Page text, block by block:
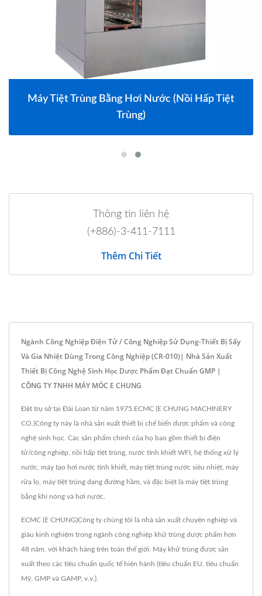
Máy Tiệt Trùng Bằng Hơi Nước (Nồi Hấp Tiệt
Trùng)
Thông tin liên hệ
(+886)-3-411-7111
Thêm Chi Tiết
Ngành Công Nghiệp Điện Tử / Công Nghiệp Sử Dụng-Thiết Bị Sấy
Và Gia Nhiệt Dùng Trong Công Nghiệp (CR-010)| Nhà Sản Xuất
Thiết Bị Công Nghệ Sinh Học Dược Phẩm Đạt Chuẩn GMP |
CÔNG TY TNHH MÁY MÓC E CHUNG
Đặt trụ sở tại Đài Loan từ năm 1975.ECMC (E CHUNG MACHINERY
CO.)Công ty này là nhà sản xuất thiết bị chế biến dược phẩm và công
nghệ sinh học. Các sản phẩm chính của họ bao gồm thiết bị điện
tử/công nghiệp, nồi hấp tiệt trùng, nước tinh khiết WFI, hệ thống xử lý
nước, máy tạo hơi nước tinh khiết, máy tiệt trùng nước siêu nhiệt, máy
rửa lọ, máy tiệt trùng dạng đường hầm, và đặc biệt là máy tiệt trùng
bằng khí nóng và hơi nước.
ECMC (E CHUNG)Công ty chúng tôi là nhà sản xuất chuyên nghiệp và
giàu kinh nghiệm trong ngành công nghiệp khử trùng dược phẩm hơn
48 năm, với khách hàng trên toàn thế giới. Máy khử trùng được sản
xuất theo các tiêu chuẩn quốc tế hiện hành (tiêu chuẩn EU, tiêu chuẩn
Mỹ, GMP và GAMP, v.v.).